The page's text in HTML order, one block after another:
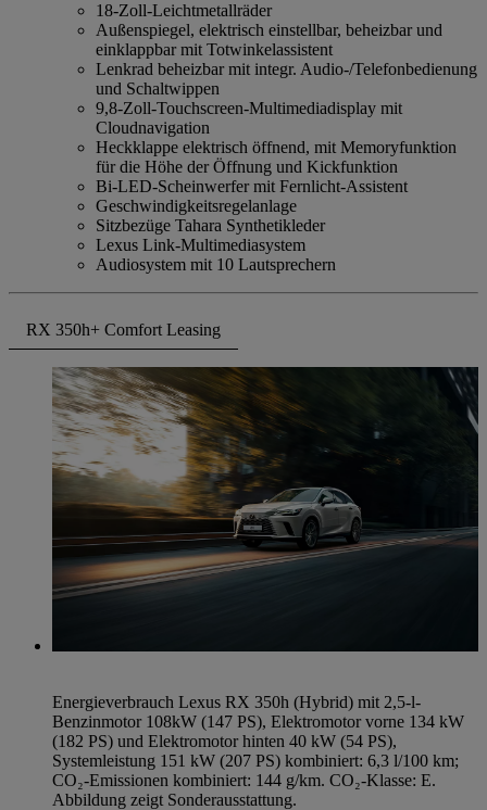
18-Zoll-Leichtmetallräder
Außenspiegel, elektrisch einstellbar, beheizbar und
einklappbar mit Totwinkelassistent
Lenkrad beheizbar mit integr. Audio-/Telefonbedienung
und Schaltwippen
9,8-Zoll-Touchscreen-Multimediadisplay mit
Cloudnavigation
Heckklappe elektrisch öffnend, mit Memoryfunktion
für die Höhe der Öffnung und Kickfunktion
Bi-LED-Scheinwerfer mit Fernlicht-Assistent
Geschwindigkeitsregelanlage
Sitzbezüge Tahara Synthetikleder
Lexus Link-Multimediasystem
Audiosystem mit 10 Lautsprechern
RX 350h+ Comfort Leasing
Energieverbrauch Lexus RX 350h (Hybrid) mit 2,5-l-
Benzinmotor 108kW (147 PS), Elektromotor vorne 134 kW
(182 PS) und Elektromotor hinten 40 kW (54 PS),
Systemleistung 151 kW (207 PS) kombiniert: 6,3 l/100 km;
CO₂-Emissionen kombiniert: 144 g/km. CO₂-Klasse: E.
Abbildung zeigt Sonderausstattung.